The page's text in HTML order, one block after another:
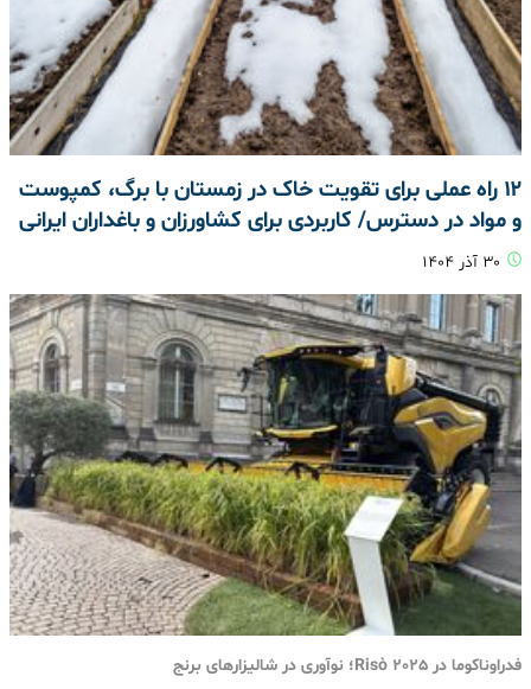
۱۲ راه عملی برای تقویت خاک در زمستان با برگ، کمپوست
و مواد در دسترس/ کاربردی برای کشاورزان و باغداران ایرانی
فدراوناکوما در Risò 2025؛ نوآوری در شالیزارهای برنج